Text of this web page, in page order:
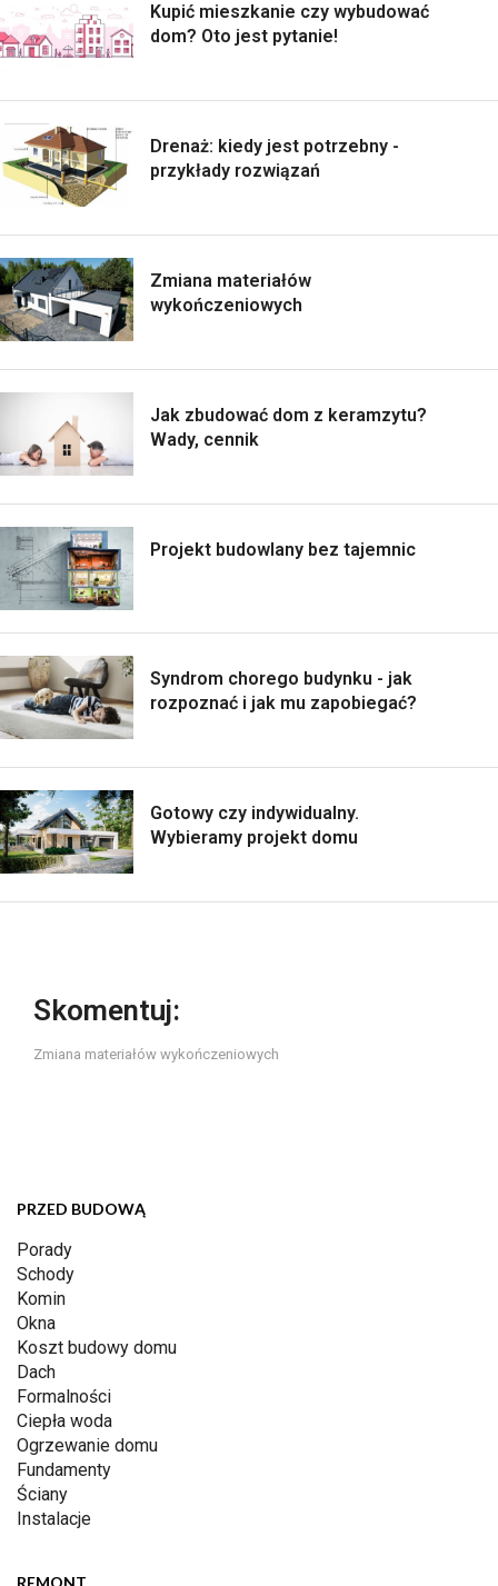
Kupić mieszkanie czy wybudować
dom? Oto jest pytanie!
Drenaż: kiedy jest potrzebny -
przykłady rozwiązań
Zmiana materiałów
wykończeniowych
Jak zbudować dom z keramzytu?
Wady, cennik
Projekt budowlany bez tajemnic
Syndrom chorego budynku - jak
rozpoznać i jak mu zapobiegać?
Gotowy czy indywidualny.
Wybieramy projekt domu
Skomentuj:
Zmiana materiałów wykończeniowych
PRZED BUDOWĄ
Porady
Schody
Komin
Okna
Koszt budowy domu
Dach
Formalności
Ciepła woda
Ogrzewanie domu
Fundamenty
Ściany
Instalacje
REMONT